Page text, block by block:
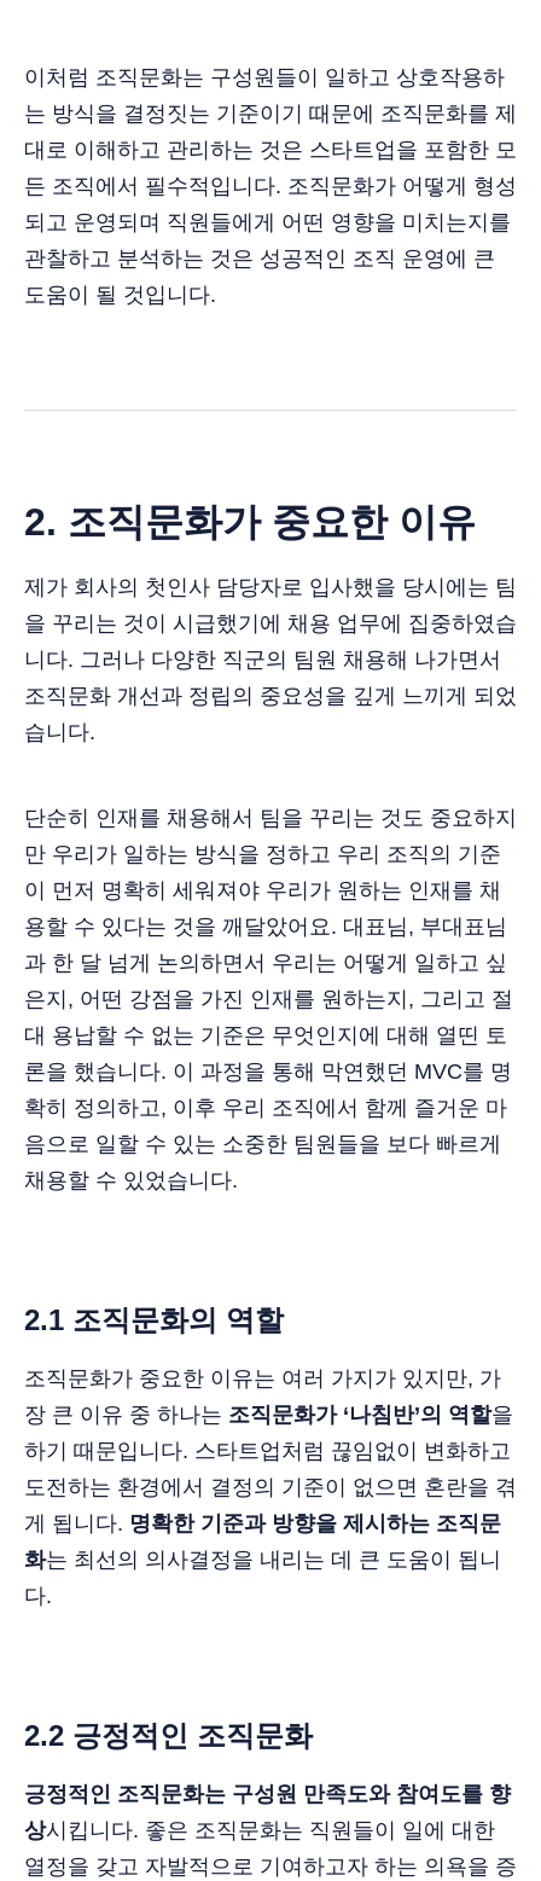
이처럼 조직문화는 구성원들이 일하고 상호작용하
는 방식을 결정짓는 기준이기 때문에 조직문화를 제
대로 이해하고 관리하는 것은 스타트업을 포함한 모
든 조직에서 필수적입니다. 조직문화가 어떻게 형성
되고 운영되며 직원들에게 어떤 영향을 미치는지를
관찰하고 분석하는 것은 성공적인 조직 운영에 큰
도움이 될 것입니다.
2. 조직문화가 중요한 이유
제가 회사의 첫인사 담당자로 입사했을 당시에는 팀
을 꾸리는 것이 시급했기에 채용 업무에 집중하였습
니다. 그러나 다양한 직군의 팀원 채용해 나가면서
조직문화 개선과 정립의 중요성을 깊게 느끼게 되었
습니다.
단순히 인재를 채용해서 팀을 꾸리는 것도 중요하지
만 우리가 일하는 방식을 정하고 우리 조직의 기준
이 먼저 명확히 세워져야 우리가 원하는 인재를 채
용할 수 있다는 것을 깨달았어요. 대표님, 부대표님
과 한 달 넘게 논의하면서 우리는 어떻게 일하고 싶
은지, 어떤 강점을 가진 인재를 원하는지, 그리고 절
대 용납할 수 없는 기준은 무엇인지에 대해 열띤 토
론을 했습니다. 이 과정을 통해 막연했던 MVC를 명
확히 정의하고, 이후 우리 조직에서 함께 즐거운 마
음으로 일할 수 있는 소중한 팀원들을 보다 빠르게
채용할 수 있었습니다.
2.1 조직문화의 역할
조직문화가 중요한 이유는 여러 가지가 있지만, 가
장 큰 이유 중 하나는 조직문화가 ‘나침반’의 역할을
하기 때문입니다. 스타트업처럼 끊임없이 변화하고
도전하는 환경에서 결정의 기준이 없으면 혼란을 겪
게 됩니다. 명확한 기준과 방향을 제시하는 조직문
화는 최선의 의사결정을 내리는 데 큰 도움이 됩니
다.
2.2 긍정적인 조직문화
긍정적인 조직문화는 구성원 만족도와 참여도를 향
상시킵니다. 좋은 조직문화는 직원들이 일에 대한
열정을 갖고 자발적으로 기여하고자 하는 의욕을 증